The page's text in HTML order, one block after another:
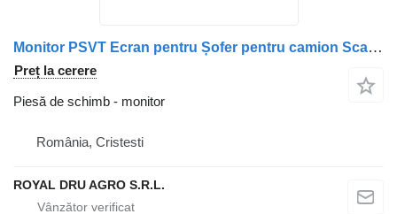
Monitor PSVT Ecran pentru Șofer pentru camion Scania PSVT
Preț la cerere
Piesă de schimb - monitor
România, Cristesti
ROYAL DRU AGRO S.R.L.